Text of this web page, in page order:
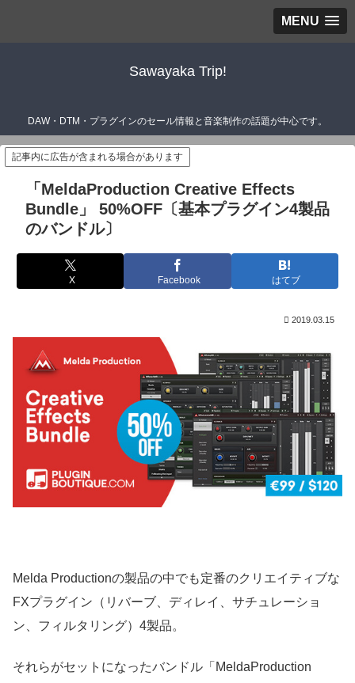
MENU
Sawayaka Trip!
DAW・DTM・プラグインのセール情報と音楽制作の話題が中心です。
記事内に広告が含まれる場合があります
「MeldaProduction Creative Effects
Bundle」 50%OFF〔基本プラグイン4製品
のバンドル〕
X Facebook はてブ
2019.03.15
Melda Productionの製品の中でも定番のクリエイティブな
FXプラグイン（リバーブ、ディレイ、サチュレーショ
ン、フィルタリング）4製品。
それらがセットになったバンドル「MeldaProduction